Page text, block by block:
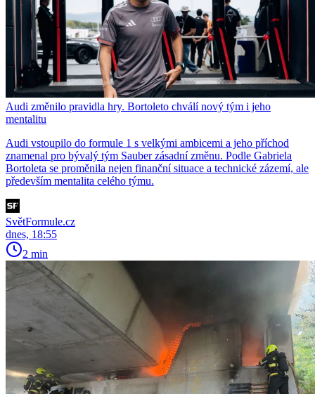
Audi změnilo pravidla hry. Bortoleto chválí nový tým i jeho
mentalitu
Audi vstoupilo do formule 1 s velkými ambicemi a jeho příchod
znamenal pro bývalý tým Sauber zásadní změnu. Podle Gabriela
Bortoleta se proměnila nejen finanční situace a technické zázemí, ale
především mentalita celého týmu.
SvětFormule.cz
dnes, 18:55
2 min